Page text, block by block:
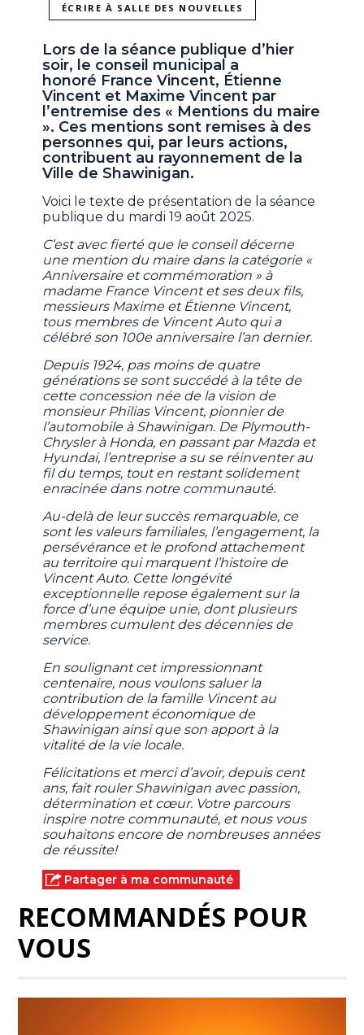
ÉCRIRE À SALLE DES NOUVELLES
Lors de la séance publique d’hier
soir, le conseil municipal a
honoré France Vincent, Étienne
Vincent et Maxime Vincent par
l’entremise des « Mentions du maire
». Ces mentions sont remises à des
personnes qui, par leurs actions,
contribuent au rayonnement de la
Ville de Shawinigan.
Voici le texte de présentation de la séance
publique du mardi 19 août 2025.
C’est avec fierté que le conseil décerne
une mention du maire dans la catégorie «
Anniversaire et commémoration » à
madame France Vincent et ses deux fils,
messieurs Maxime et Étienne Vincent,
tous membres de Vincent Auto qui a
célébré son 100e anniversaire l’an dernier.
Depuis 1924, pas moins de quatre
générations se sont succédé à la tête de
cette concession née de la vision de
monsieur Philias Vincent, pionnier de
l’automobile à Shawinigan. De Plymouth-
Chrysler à Honda, en passant par Mazda et
Hyundai, l’entreprise a su se réinventer au
fil du temps, tout en restant solidement
enracinée dans notre communauté.
Au-delà de leur succès remarquable, ce
sont les valeurs familiales, l’engagement, la
persévérance et le profond attachement
au territoire qui marquent l’histoire de
Vincent Auto. Cette longévité
exceptionnelle repose également sur la
force d’une équipe unie, dont plusieurs
membres cumulent des décennies de
service.
En soulignant cet impressionnant
centenaire, nous voulons saluer la
contribution de la famille Vincent au
développement économique de
Shawinigan ainsi que son apport à la
vitalité de la vie locale.
Félicitations et merci d’avoir, depuis cent
ans, fait rouler Shawinigan avec passion,
détermination et cœur. Votre parcours
inspire notre communauté, et nous vous
souhaitons encore de nombreuses années
de réussite!
Partager à ma communauté
RECOMMANDÉS POUR
VOUS